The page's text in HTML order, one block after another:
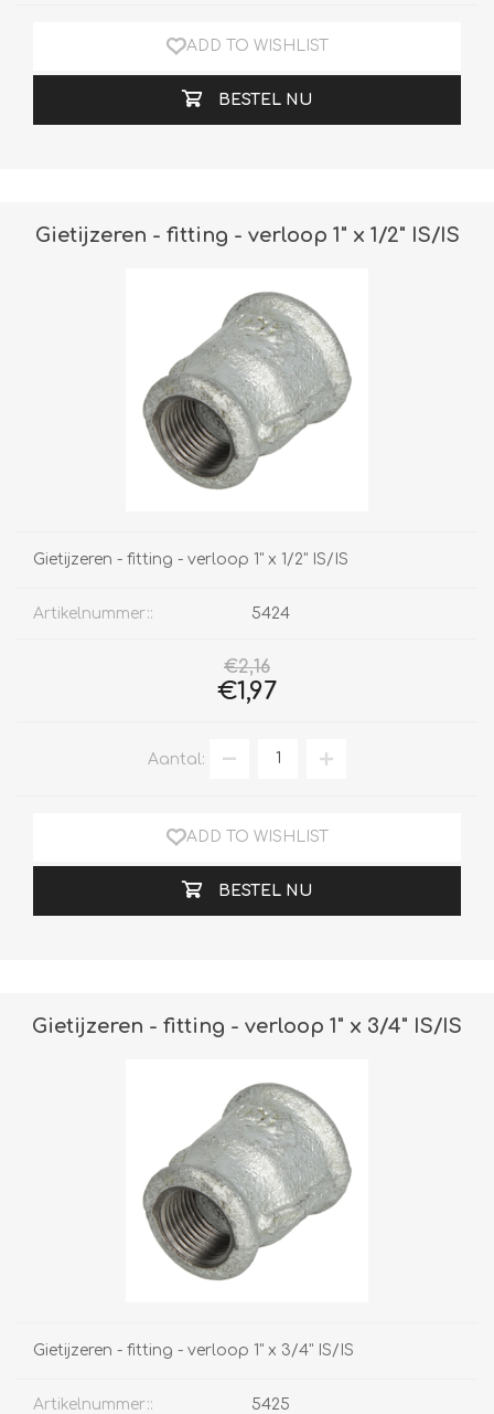
ADD TO WISHLIST
BESTEL NU
Gietijzeren - fitting - verloop 1" x 1/2" IS/IS
Gietijzeren - fitting - verloop 1" x 1/2" IS/IS
Artikelnummer:: 5424
€2,16
€1,97
Aantal:
ADD TO WISHLIST
BESTEL NU
Gietijzeren - fitting - verloop 1" x 3/4" IS/IS
Gietijzeren - fitting - verloop 1" x 3/4" IS/IS
Artikelnummer:: 5425